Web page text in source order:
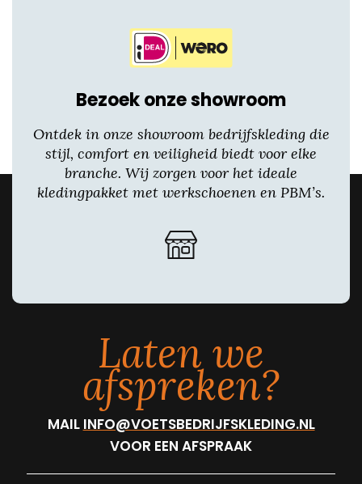
Bezoek onze showroom
Ontdek in onze showroom bedrijfskleding die
stijl, comfort en veiligheid biedt voor elke
branche. Wij zorgen voor het ideale
kledingpakket met werkschoenen en PBM’s.
Laten we
afspreken?
MAIL INFO@VOETSBEDRIJFSKLEDING.NL
VOOR EEN AFSPRAAK